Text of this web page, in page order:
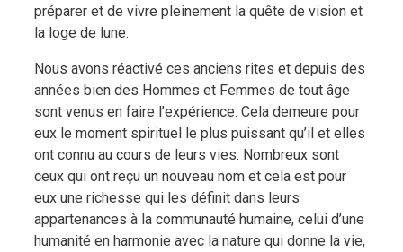
préparer et de vivre pleinement la quête de vision et
la loge de lune.
Nous avons réactivé ces anciens rites et depuis des
années bien des Hommes et Femmes de tout âge
sont venus en faire l’expérience. Cela demeure pour
eux le moment spirituel le plus puissant qu’il et elles
ont connu au cours de leurs vies. Nombreux sont
ceux qui ont reçu un nouveau nom et cela est pour
eux une richesse qui les définit dans leurs
appartenances à la communauté humaine, celui d’une
humanité en harmonie avec la nature qui donne la vie,